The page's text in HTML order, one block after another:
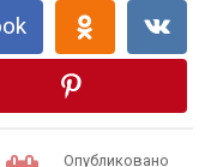
Опубликовано